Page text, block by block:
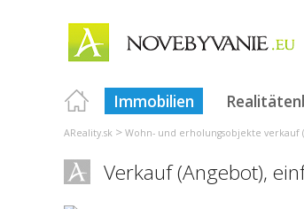
Immobilien
AReality.sk > Wohn- und erholungsobjekte verkauf
Verkauf (Angebot),